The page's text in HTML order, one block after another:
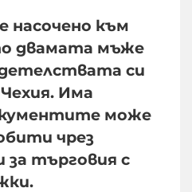
насочено към
двамата мъже
си
Има
може
чрез
за търговия с